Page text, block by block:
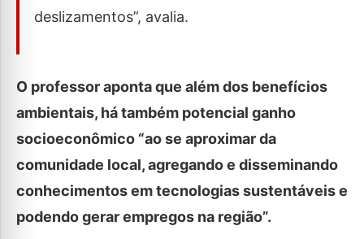
deslizamentos”, avalia.
O professor aponta que além dos benefícios
ambientais, há também potencial ganho
socioeconômico “ao se aproximar da
comunidade local, agregando e disseminando
conhecimentos em tecnologias sustentáveis e
podendo gerar empregos na região”.